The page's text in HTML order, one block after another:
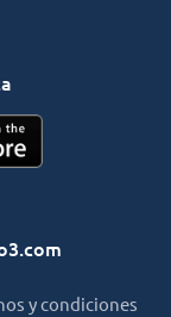
y condiciones